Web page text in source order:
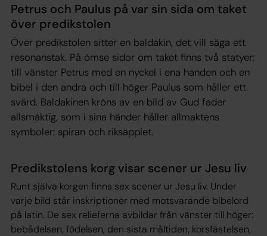
Petrus och Paulus på var sin sida om taket
över predikstolen
Över predikstolen sitter en baldakin, det vill säga ett
resonanstak. På ömse sidor om taket finns två statyer:
till vänster Petrus med en nyckel i ena handen och en
bibel i den andra och till höger Paulus som håller ett
svärd. Baldakinen kröns av en bild av Gud fader
allsmäktig, som i sina händer håller allmaktens
symboler: spiran och riksäpplet.
Predikstolens korg visar scener ur Jesu liv
Runt själva korgen finns sex scener ur Jesu liv. Under
varje bild står inskriptioner med motsvarande bibelord
på latin. De sex relieferna avbildar från vänster till höger:
bebådelsen, födelsen, den sista måltiden, korsfästelsen,